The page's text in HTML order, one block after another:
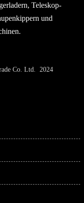
Teleskop-
und
Co. Ltd. 2024